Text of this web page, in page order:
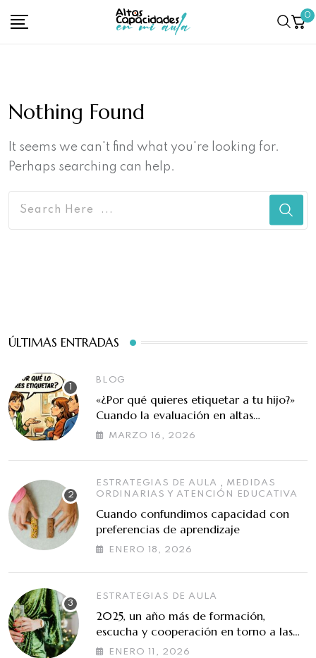
to
0
Nothing Found
It seems we can't find what you're looking for.
Perhaps searching can help.
ÚLTIMAS ENTRADAS
BLOG
«¿Por qué quieres etiquetar a tu hijo?»
Cuando la evaluación en altas
capacidades se malinterpreta
MARZO 16, 2026
ESTRATEGIAS DE AULA
MEDIDAS
ORDINARIAS Y ATENCIÓN EDUCATIVA
Cuando confundimos capacidad con
preferencias de aprendizaje
ENERO 18, 2026
ESTRATEGIAS DE AULA
2025, un año más de formación,
escucha y cooperación en torno a las
altas capacidades
ENERO 11, 2026